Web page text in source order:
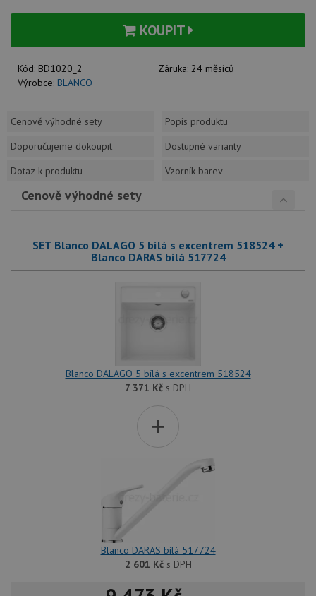
KOUPIT
Kód: BD1020_2 Záruka: 24 měsíců
Výrobce: BLANCO
Cenově výhodné sety
Popis produktu
Doporučujeme dokoupit
Dostupné varianty
Dotaz k produktu
Vzorník barev
Cenově výhodné sety
SET Blanco DALAGO 5 bílá s excentrem 518524 +
Blanco DARAS bílá 517724
Blanco DALAGO 5 bílá s excentrem 518524
7 371 Kč s DPH
+
Blanco DARAS bílá 517724
2 601 Kčs DPH